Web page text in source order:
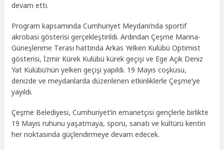
devam etti.
Program kapsamında Cumhuriyet Meydanı’nda sportif
akrobasi gösterisi gerçekleştirildi. Ardından Çeşme Marina-
Güneşlenme Terası hattında Arkas Yelken Kulübü Optimist
gösterisi, İzmir Kürek Kulübü kürek geçişi ve Ege Açık Deniz
Yat Kulübü’nün yelken geçişi yapıldı. 19 Mayıs coşkusu,
denizde ve meydanlarda düzenlenen etkinliklerle Çeşme’ye
yayıldı.
Çeşme Belediyesi, Cumhuriyet’in emanetçisi gençlerle birlikte
19 Mayıs ruhunu yaşatmaya, sporu, sanatı ve kültürü kentin
her noktasında güçlendirmeye devam edecek.